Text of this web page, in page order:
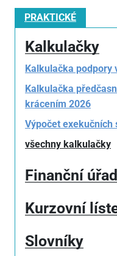
PRAKTICKÉ
Kalkulačky
Kalkulačka podpory
Kalkulačka
krácením 2026
Výpočet exekučních
všechny kalkulačky
Finanční
Kurzovní
Slovníky